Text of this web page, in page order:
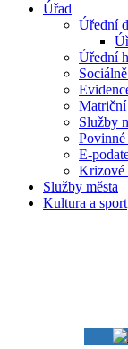
Úřad
Úřední
Úřední
Matriční
Služby
E-
Krizové
Služby města
Kultura a sport